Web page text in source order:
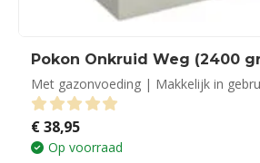
Pokon Onkruid Weg (2400
Met gazonvoeding | Makkelijk in
0 out of 5
€38,95
Op voorraad